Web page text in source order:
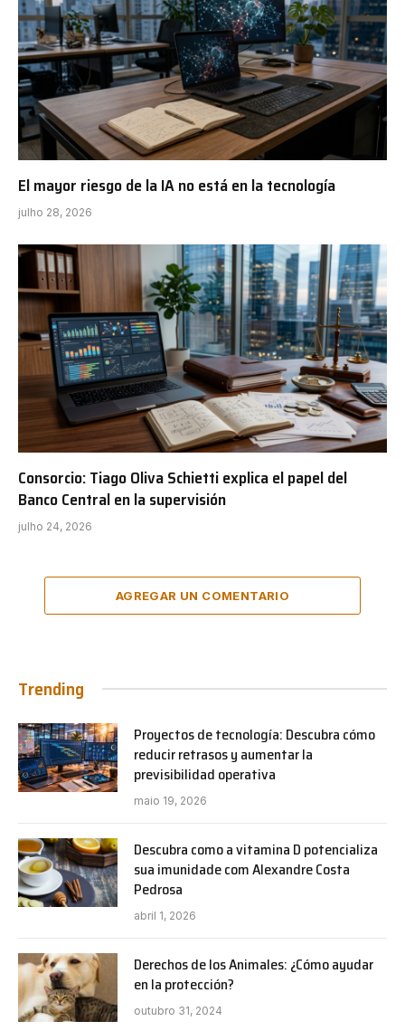
El mayor riesgo de la IA no está en la tecnología
julho 28, 2026
Consorcio: Tiago Oliva Schietti explica el papel del
Banco Central en la supervisión
julho 24, 2026
AGREGAR UN COMENTARIO
Trending
Proyectos de tecnología: Descubra cómo
reducir retrasos y aumentar la
previsibilidad operativa
maio 19, 2026
Descubra como a vitamina D potencializa
sua imunidade com Alexandre Costa
Pedrosa
abril 1, 2026
Derechos de los Animales: ¿Cómo ayudar
en la protección?
outubro 31, 2024